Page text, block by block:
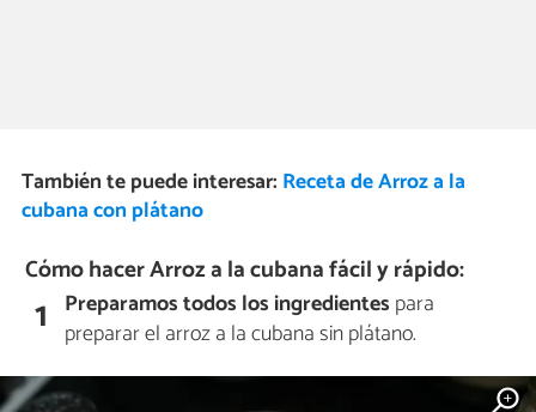
También te puede interesar: Receta de Arroz a la
cubana con plátano
Cómo hacer Arroz a la cubana fácil y rápido:
1 Preparamos todos los ingredientes para
preparar el arroz a la cubana sin plátano.